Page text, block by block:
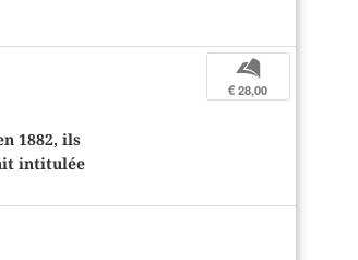
1882, ils
intitulée
b
€ 28,00